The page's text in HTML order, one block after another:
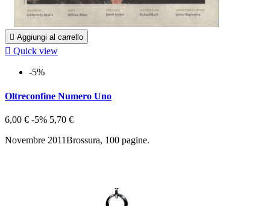
 Aggiungi al carrello
 Quick view
-5%
Oltreconfine Numero Uno
6,00 € -5% 5,70 €
Novembre 2011Brossura, 100 pagine.